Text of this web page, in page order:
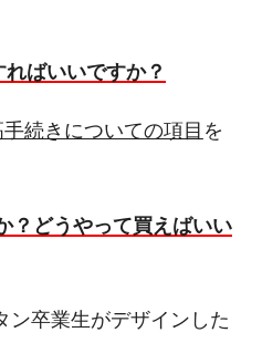
ばいいですか？
続きについての項目 を
？どうやって買えばいい
ン卒業生がデザインした